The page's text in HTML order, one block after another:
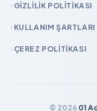
GIZLILIK POLITIKASI
KULLANIM ŞARTLARI
ÇEREZ POLITIKASI
© 2026 01